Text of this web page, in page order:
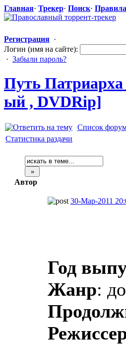
Главная· Трекер· Поиск· Правила
Регистрация ·
Логин (имя на сайте):
· Забыли пароль?
Путь Патриарха
ый , DVDRip]
Список
Статистика раздачи
Автор
30-Мар-2011
Год
Жанр: